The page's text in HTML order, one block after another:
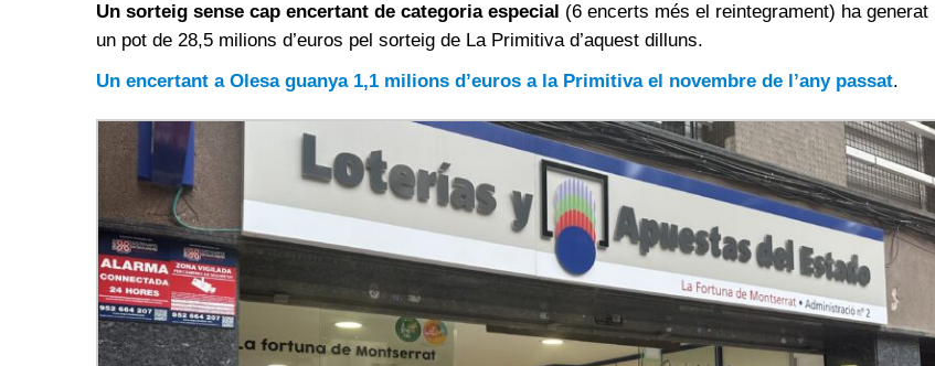
Un sorteig sense cap encertant de categoria especial (6 encerts més el reintegrament) ha generat
un pot de 28,5 milions d’euros pel sorteig de La Primitiva d’aquest dilluns.
Un encertant a Olesa guanya 1,1 milions d’euros a la Primitiva el novembre de l’any passat.